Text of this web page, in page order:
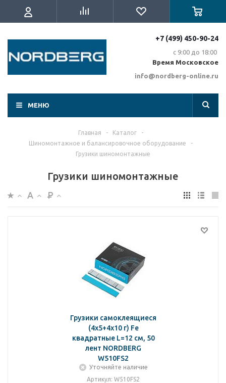
+7 (499) 450-90-24
с 9:00 до 18:00
Время Московское
info@nordberg-online.ru
МЕНЮ
Главная - Каталог
-
Шиномонтажное и балансировочное оборудование
-
Грузики шиномонтажные
Грузики шиномонтажные
Грузики самоклеящиеся
(4х5+4х10 г) Fe
квадратные L=12 см, 50
лент NORDBERG
W510FS2
Уточняйте наличие
Артикул: W510FS2